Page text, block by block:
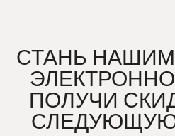
СТАНЬ
ПОЛУЧИ
СЛЕДУЮЩУЮ